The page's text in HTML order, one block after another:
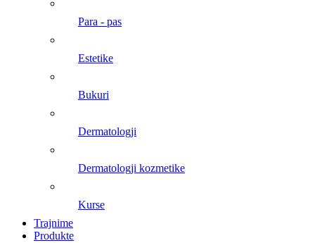
para - pas
estetike
bukuri
dermatologji
dermatologji kozmetike
kurse
Trajnime
Produkte